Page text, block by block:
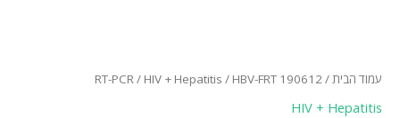
עמוד הבית/
RT-PCR/ HIV + Hepatitis / HBV-FRT 190612
HIV + Hepatitis